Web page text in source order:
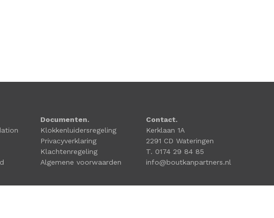
Documenten.
Klokkenluidersregeling
Privacyverklaring
Klachtenregeling
Algemene voorwaarden
Contact.
Kerklaan 1A
2291 CD Wateringen
T. 0174 29 84 85
info@boutkanpartners.nl